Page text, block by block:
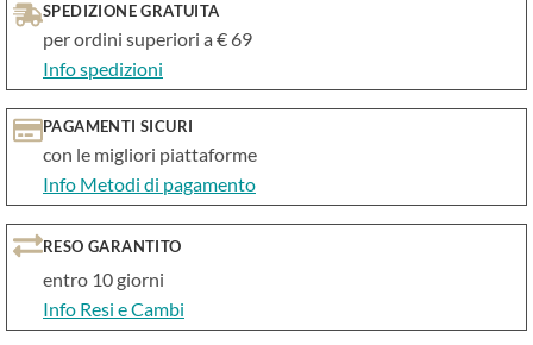
SPEDIZIONE GRATUITA
per ordini superiori a € 69
Info spedizioni
PAGAMENTI SICURI
con le migliori piattaforme
Info Metodi di pagamento
RESO GARANTITO
entro 10 giorni
Info Resi e Cambi